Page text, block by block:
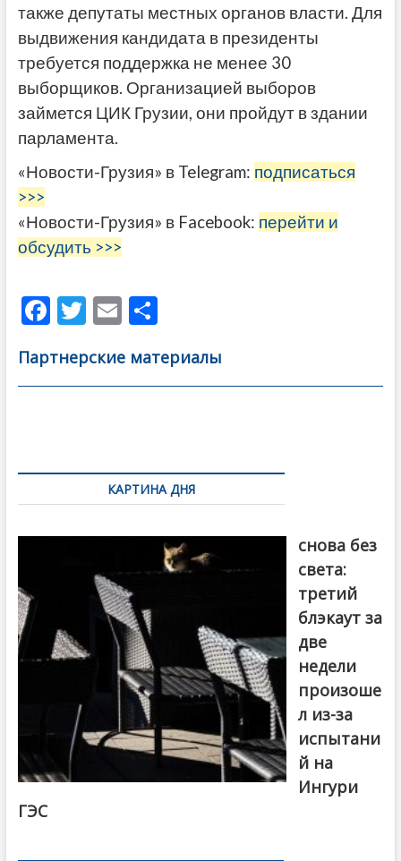
также депутаты местных органов власти. Для
выдвижения кандидата в президенты
требуется поддержка не менее 30
выборщиков. Организацией выборов
займется ЦИК Грузии, они пройдут в здании
парламента.
«Новости-Грузия» в Telegram: подписаться
>>>
«Новости-Грузия» в Facebook: перейти и
обсудить >>>
F
e
b
k
T
itt
er
E
ai
l
О
р
а
ть
Партнерские материалы
по
записямКАРТИНА ДНЯ
снова без
света:
третий
блэкаут за
две
недели
произоше
л из-за
испытани
й на
Ингури
ГЭС